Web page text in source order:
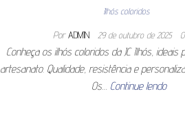
Ilhós coloridos
Por ADMIN 29 de outubro de 2025 0
Conheça os ilhós coloridos da JC Ilhós, ideais
artesanato. Qualidade, resistência e
Os… Continue lendo